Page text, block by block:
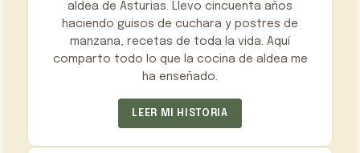
aldea de Asturias. Llevo cincuenta años
haciendo guisos de cuchara y postres de
manzana, recetas de toda la vida. Aquí
comparto todo lo que la cocina de aldea me
ha enseñado.
LEER MI HISTORIA